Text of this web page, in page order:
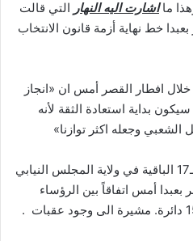
مااشارت اليه النهار التي قالت
خط نهاية أزمة قانون الانتخاب
افطار القصر أمس ان «انجاز
سيكون بداية استعادة الثقة لأنه
وجعله اكثر توازنا»
هل تكفي الأيام الـ17 الباقية في ولاية المجلس النيابي
أمس اتفاقاً بين الرؤساء